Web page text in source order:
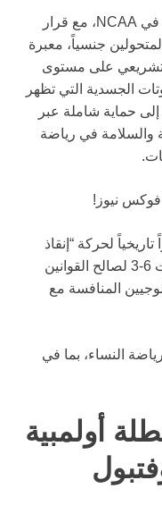
تفاعلت بولا سكنلان، السباحة السابقة في NCAA، مع قرار
جنسياً، معبرة
على مستوى
الجسدية التي تظهر
حماية شاملة عبر
والسلامة في رياضة
فوكس نيوز!
تاريخياً لحركة “إنقاذ
رياضة النساء” يوم الثلاثاء، حيث حكمت 6-3 لصالح القوانين
المنافسة مع
النساء، بما في
أولمبية